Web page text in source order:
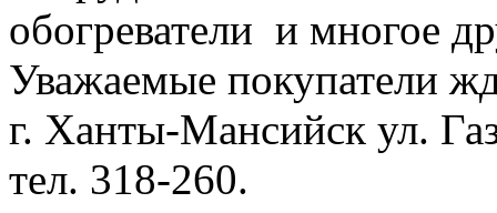
обогреватели и многое
Уважаемые покупатели
г. Ханты-Мансийск ул.
тел. 318-260.